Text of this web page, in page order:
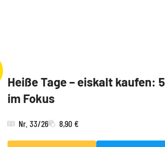
Heiße Tage – eiskalt kaufen:
im Fokus
Nr. 33/26 8,90 €